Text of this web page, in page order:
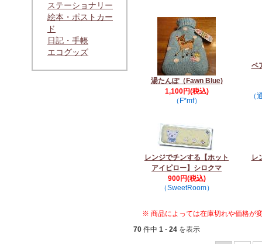
ステーショナリー
絵本・ポストカー
ド
日記・手帳
エコグッズ
湯たんぽ（Fawn Blue)
1,100円(税込)
（F*mf）
ベ
（
レンジでチンする【ホット
アイピロー】シロクマ
900円(税込)
（SweetRoom）
レ
※ 商品によっては在庫切れや価格が
70 件中 1 - 24 を表示